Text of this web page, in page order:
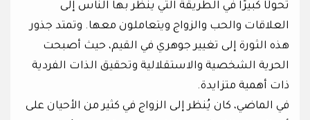
تحولًا كبيرًا في الطريقة التي ينظر بها الناس إلى
العلاقات والحب والزواج ويتعاملون معها. وتمتد جذور
هذه الثورة إلى تغيير جوهري في القيم، حيث أصبحت
الحرية الشخصية والاستقلالية وتحقيق الذات الفردية
ذات أهمية متزايدة.
في الماضي، كان يُنظر إلى الزواج في كثير من الأحيان على